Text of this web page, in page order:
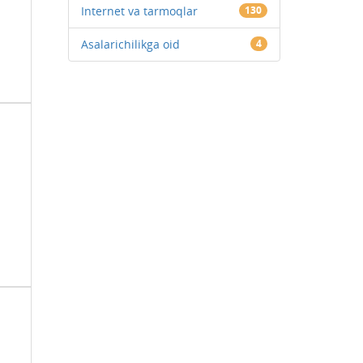
Internet va tarmoqlar 130
Asalarichilikga oid 4